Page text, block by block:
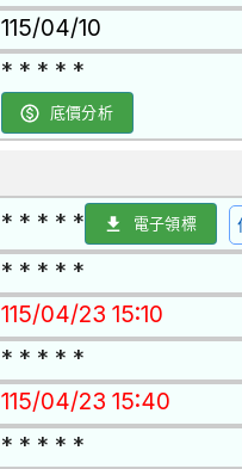
115/04/10
* * * * *
底價分析
* * * * * 電子領標
* * * * *
115/04/23 15:10
* * * * *
115/04/23 15:40
* * * * *